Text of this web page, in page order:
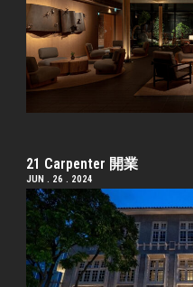
21 Carpenter 開業
JUN . 26 . 2024